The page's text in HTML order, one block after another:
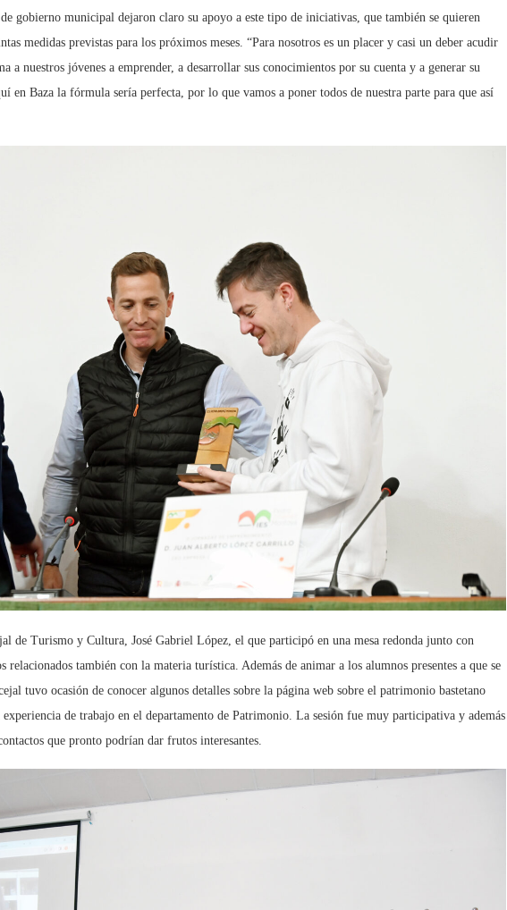
gobierno municipal dejaron claro su apoyo a este tipo de iniciativas, que también se quieren
medidas previstas para los próximos meses. “Para nosotros es un placer y casi un deber acudir
a nuestros jóvenes a emprender, a desarrollar sus conocimientos por su cuenta y a generar su
en Baza la fórmula sería perfecta, por lo que vamos a poner todos de nuestra parte para que así
de Turismo y Cultura, José Gabriel López, el que participó en una mesa redonda junto con
relacionados también con la materia turística. Además de animar a los alumnos presentes a que se
tuvo ocasión de conocer algunos detalles sobre la página web sobre el patrimonio bastetano
de trabajo en el departamento de Patrimonio. La sesión fue muy participativa y además
que pronto podrían dar frutos interesantes.